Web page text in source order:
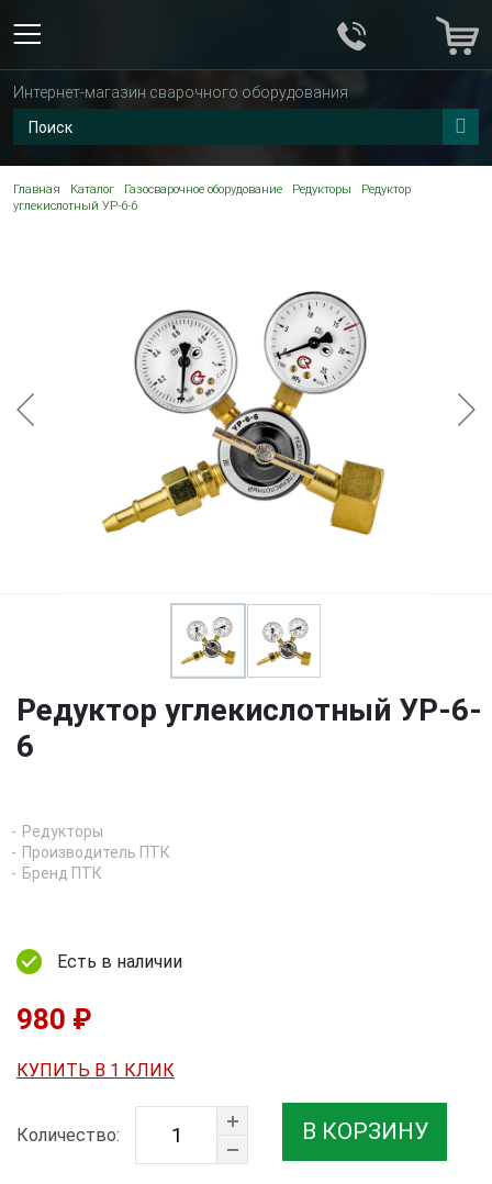
Интернет-магазин сварочного оборудования
Главная Каталог Газосварочное оборудование Редукторы
Редуктор
углекислотный УР-6-6
Редуктор углекислотный УР-6-
6
Редукторы
Производитель ПТК
Бренд ПТК
Есть в наличии
980 ₽
КУПИТЬ В 1 КЛИК
Количество: В КОРЗИНУ